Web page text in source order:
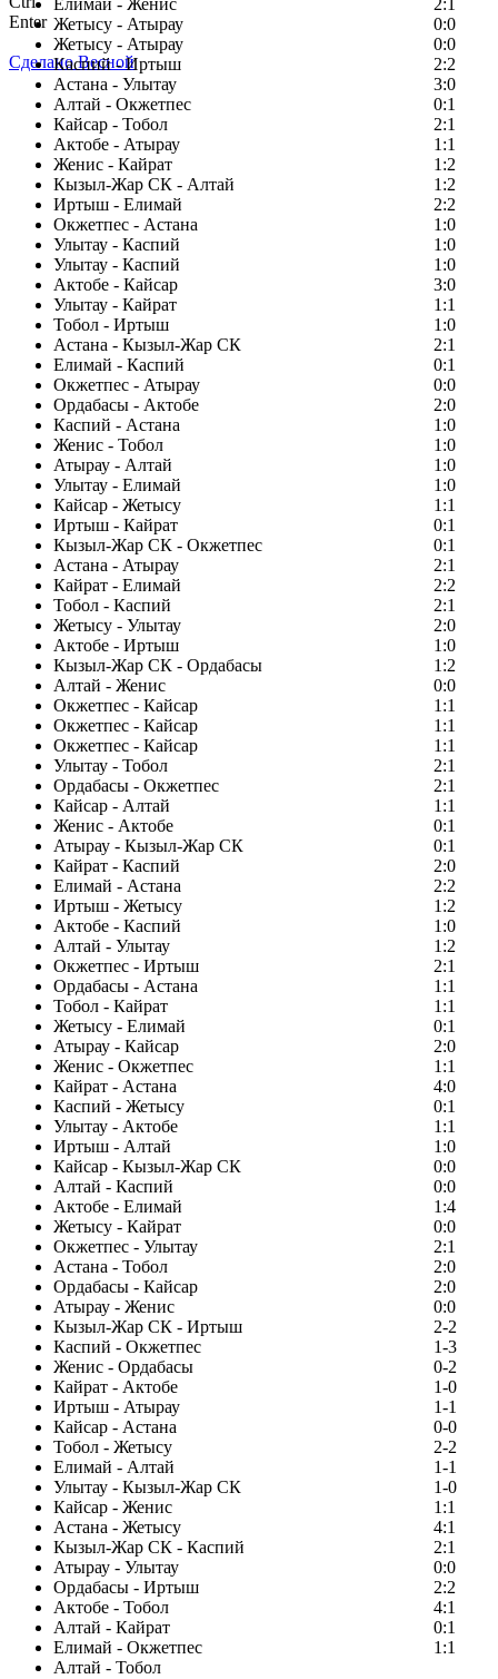
Елимай - Женис
2:1
Жетысу - Атырау
0:0
Жетысу - Атырау
0:0
Каспий - Иртыш
2:2
Астана - Улытау
3:0
Алтай - Окжетпес
0:1
Кайсар - Тобол
2:1
Актобе - Атырау
1:1
Женис - Кайрат
1:2
Кызыл-Жар СК - Алтай
1:2
Иртыш - Елимай
2:2
Окжетпес - Астана
1:0
Улытау - Каспий
1:0
Улытау - Каспий
1:0
Актобе - Кайсар
3:0
Улытау - Кайрат
1:1
Тобол - Иртыш
1:0
Астана - Кызыл-Жар СК
2:1
Елимай - Каспий
0:1
Окжетпес - Атырау
0:0
Ордабасы - Актобе
2:0
Каспий - Астана
1:0
Женис - Тобол
1:0
Атырау - Алтай
1:0
Улытау - Елимай
1:0
Кайсар - Жетысу
1:1
Иртыш - Кайрат
0:1
Кызыл-Жар СК - Окжетпес
0:1
Астана - Атырау
2:1
Кайрат - Елимай
2:2
Тобол - Каспий
2:1
Жетысу - Улытау
2:0
Актобе - Иртыш
1:0
Кызыл-Жар СК - Ордабасы
1:2
Алтай - Женис
0:0
Окжетпес - Кайсар
1:1
Окжетпес - Кайсар
1:1
Окжетпес - Кайсар
1:1
Улытау - Тобол
2:1
Ордабасы - Окжетпес
2:1
Кайсар - Алтай
1:1
Женис - Актобе
0:1
Атырау - Кызыл-Жар СК
0:1
Кайрат - Каспий
2:0
Елимай - Астана
2:2
Иртыш - Жетысу
1:2
Актобе - Каспий
1:0
Алтай - Улытау
1:2
Окжетпес - Иртыш
2:1
Ордабасы - Астана
1:1
Тобол - Кайрат
1:1
Жетысу - Елимай
0:1
Атырау - Кайсар
2:0
Женис - Окжетпес
1:1
Кайрат - Астана
4:0
Каспий - Жетысу
0:1
Улытау - Актобе
1:1
Иртыш - Алтай
1:0
Кайсар - Кызыл-Жар СК
0:0
Алтай - Каспий
0:0
Актобе - Елимай
1:4
Жетысу - Кайрат
0:0
Окжетпес - Улытау
2:1
Астана - Тобол
2:0
Ордабасы - Кайсар
2:0
Атырау - Женис
0:0
Кызыл-Жар СК - Иртыш
2-2
Каспий - Окжетпес
1-3
Женис - Ордабасы
0-2
Кайрат - Актобе
1-0
Иртыш - Атырау
1-1
Кайсар - Астана
0-0
Тобол - Жетысу
2-2
Елимай - Алтай
1-1
Улытау - Кызыл-Жар СК
1-0
Кайсар - Женис
1:1
Астана - Жетысу
4:1
Кызыл-Жар СК - Каспий
2:1
Атырау - Улытау
0:0
Ордабасы - Иртыш
2:2
Актобе - Тобол
4:1
Алтай - Кайрат
0:1
Елимай - Окжетпес
1:1
Алтай - Тобол
Enter
Сделано Весной